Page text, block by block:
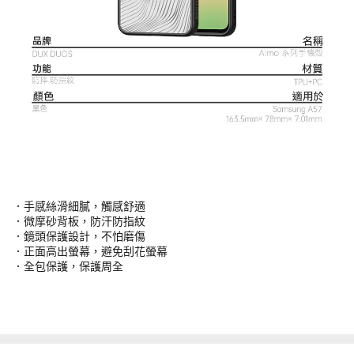
．手感絲滑細膩，觸感舒適
．微摩砂背板，防汗防指紋
．鏡頭保護設計，不怕磨傷
．正面高出螢幕，避免刮花螢幕
．全包保護，保護周全